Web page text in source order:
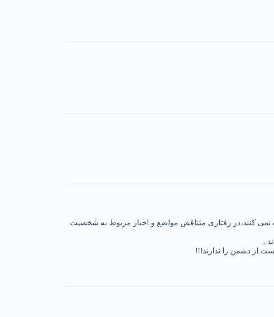
نمی کنند،در رفتاری متناقض مواضع و اخبار مربوط به شخصیت
.
از دشمن را ندارند!!!